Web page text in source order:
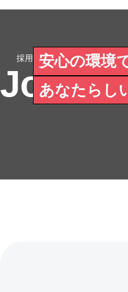
Join
安心の環境で
あなたらし